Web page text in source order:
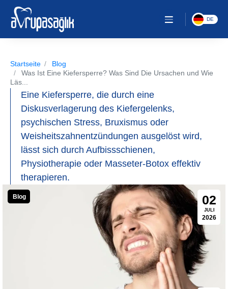
DE
Startseite
Blog
Was Ist Eine Kiefersperre? Was Sind Die Ursachen und Wie
Läs...
Eine Kiefersperre, die durch eine
Diskusverlagerung des Kiefergelenks,
psychischen Stress, Bruxismus oder
Weisheitszahnentzündungen ausgelöst wird,
lässt sich durch Aufbissschienen,
Physiotherapie oder Masseter-Botox effektiv
therapieren.
Blog 02
JULI
2026